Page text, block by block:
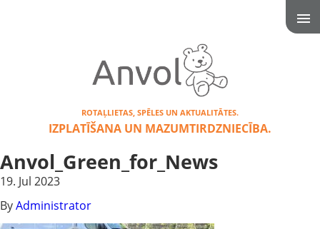
ROTAĻLIETAS, SPĒLES UN AKTUALITĀTES.
IZPLATĪŠANA UN MAZUMTIRDZNIECĪBA.
Anvol_Green_for_News
19. Jul 2023
ByAdministrator